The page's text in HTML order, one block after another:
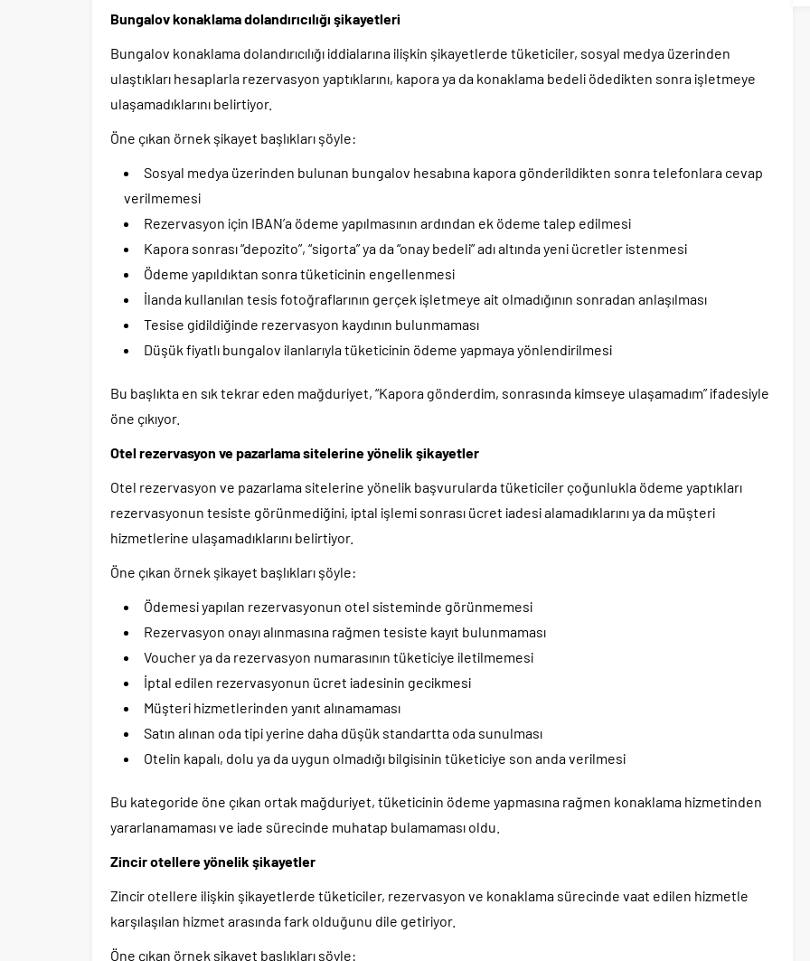
Bungalov konaklama dolandırıcılığı şikayetleri
Bungalov konaklama dolandırıcılığı iddialarına ilişkin şikayetlerde tüketiciler, sosyal medya üzerinden
ulaştıkları hesaplarla rezervasyon yaptıklarını, kapora ya da konaklama bedeli ödedikten sonra işletmeye
ulaşamadıklarını belirtiyor.
Öne çıkan örnek şikayet başlıkları şöyle:
Sosyal medya üzerinden bulunan bungalov hesabına kapora gönderildikten sonra telefonlara cevap
verilmemesi
Rezervasyon için IBAN’a ödeme yapılmasının ardından ek ödeme talep edilmesi
Kapora sonrası “depozito”, “sigorta” ya da “onay bedeli” adı altında yeni ücretler istenmesi
Ödeme yapıldıktan sonra tüketicinin engellenmesi
İlanda kullanılan tesis fotoğraflarının gerçek işletmeye ait olmadığının sonradan anlaşılması
Tesise gidildiğinde rezervasyon kaydının bulunmaması
Düşük fiyatlı bungalov ilanlarıyla tüketicinin ödeme yapmaya yönlendirilmesi
Bu başlıkta en sık tekrar eden mağduriyet, “Kapora gönderdim, sonrasında kimseye ulaşamadım” ifadesiyle
öne çıkıyor.
Otel rezervasyon ve pazarlama sitelerine yönelik şikayetler
Otel rezervasyon ve pazarlama sitelerine yönelik başvurularda tüketiciler çoğunlukla ödeme yaptıkları
rezervasyonun tesiste görünmediğini, iptal işlemi sonrası ücret iadesi alamadıklarını ya da müşteri
hizmetlerine ulaşamadıklarını belirtiyor.
Öne çıkan örnek şikayet başlıkları şöyle:
Ödemesi yapılan rezervasyonun otel sisteminde görünmemesi
Rezervasyon onayı alınmasına rağmen tesiste kayıt bulunmaması
Voucher ya da rezervasyon numarasının tüketiciye iletilmemesi
İptal edilen rezervasyonun ücret iadesinin gecikmesi
Müşteri hizmetlerinden yanıt alınamaması
Satın alınan oda tipi yerine daha düşük standartta oda sunulması
Otelin kapalı, dolu ya da uygun olmadığı bilgisinin tüketiciye son anda verilmesi
Bu kategoride öne çıkan ortak mağduriyet, tüketicinin ödeme yapmasına rağmen konaklama hizmetinden
yararlanamaması ve iade sürecinde muhatap bulamaması oldu.
Zincir otellere yönelik şikayetler
Zincir otellere ilişkin şikayetlerde tüketiciler, rezervasyon ve konaklama sürecinde vaat edilen hizmetle
karşılaşılan hizmet arasında fark olduğunu dile getiriyor.
Öne çıkan örnek şikayet başlıkları şöyle: